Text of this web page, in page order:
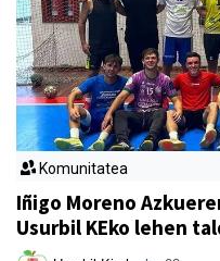
Komunitatea
Iñigo Moreno
Usurbil KEko lehen